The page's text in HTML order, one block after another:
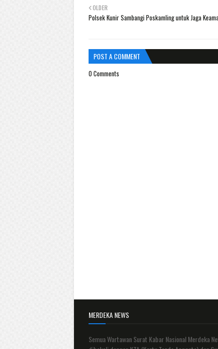
OLDER
Polsek Kunir Sambangi Poskamling untuk Jaga
POST A COMMENT
0 Comments
MERDEKA NEWS
Semua Wartawan Surat Kabar Nasional Merdeka